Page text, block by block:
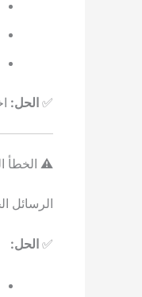
✅ الحل:
⚠️ الخطأ
الرسائل
✅ الحل: